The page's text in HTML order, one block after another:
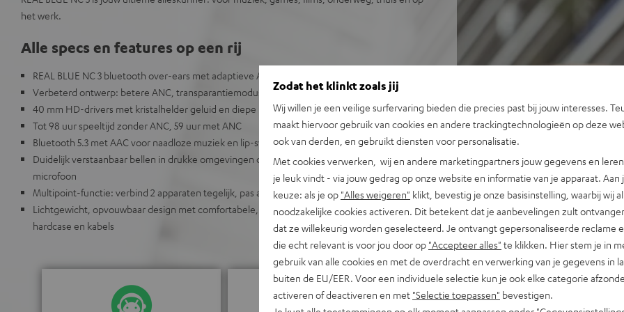
het werk.
Alle specs en features op een rij
REAL BLUE NC 3 bluetooth over-ears met adaptieve ANC en krachtige bass
Verbeterd ontwerp: betere ANC, transparantiemodus, langer batterijgebruik en meer comfort
40 mm HD-drivers met kristalhelder geluid en diepe bass, geschikt voor Hi-Res Audio
Tot 98 uur speeltijd zonder ANC, 59 uur met ANC
Bluetooth 5.3 met AAC voor naadloze muziek en lip-sync video tot 20 m
Duidelijk verstaanbaar bellen in drukke omgevingen dankzij Dynamore® Call en ENC-
microfoon
Multipoint-functie: verbind 2 apparaten tegelijk, pas aan via de Teufel Go app
Lichtgewicht, opvouwbaar design met comfortabele, vervangbare oorkussens, Inclusief
hardcase en kabels
Zodat het klinkt zoals jij
Wij willen je een veilige surfervaring bieden die precies past bij jouw interesses.
maakt hiervoor gebruik van cookies en andere trackingtechnologieën op deze
ook van derden, en gebruikt diensten voor personalisatie.
Met cookies verwerken, wij en andere marketingpartners jouw gegevens en
je leuk vindt - via jouw gedrag op onze website en informatie van je apparaat. Aan
keuze: als je op "Alles weigeren" klikt, bevestig je onze basisinstelling, waarbij wij
noodzakelijke cookies activeren. Dit betekent dat je aanbevelingen zult
dat ze willekeurig worden geselecteerd. Je ontvangt gepersonaliseerde reclame
die echt relevant is voor jou door op "Accepteer alles" te klikken. Hier stem je in
gebruik van alle cookies en met de overdracht en verwerking van je gegevens in
buiten de EU/EER. Voor een individuele selectie kun je ook elke categorie
activeren of deactiveren en met "Selectie toepassen" bevestigen.